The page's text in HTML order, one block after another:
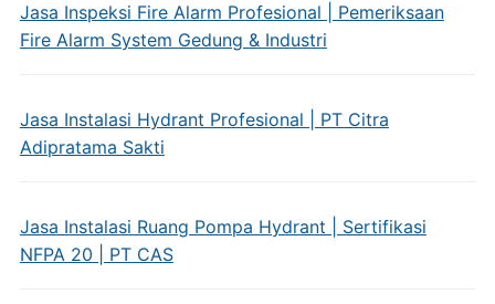
Jasa Inspeksi Fire Alarm Profesional | Pemeriksaan
Fire Alarm System Gedung & Industri
Jasa Instalasi Hydrant Profesional | PT Citra
Adipratama Sakti
Jasa Instalasi Ruang Pompa Hydrant | Sertifikasi
NFPA 20 | PT CAS